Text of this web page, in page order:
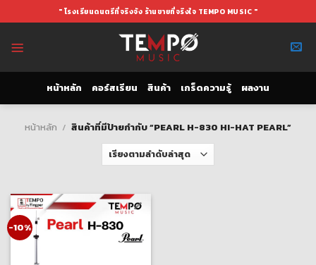
to
" โรงเรียนดนตรีที่จริงจัง ร้านขายที่จริงใจ TEMPO MUSIC "
หน้าหลัก คอร์สเรียน สินค้า เกร็ดความรู้ ผลงาน
หน้าหลัก / สินค้าที่มีป้ายกำกับ “PEARL H-830 HI-HAT PEARL”
-10%